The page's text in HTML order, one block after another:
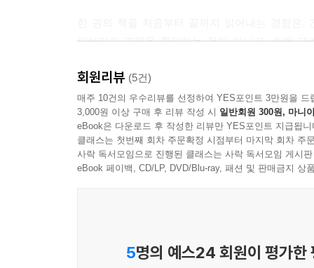
이야기의 결말을 확인하는 것이 아니라, 수백
있습니다. ‘나도 이렇게 두꺼운 책을 끝까지 읽
감동과 뿌듯함은 우리 아이가 평생 ‘읽는 사람’
책이 더 깊은 관계를 맺도록 도와줄 것입니다. 우
그것이 시작입니다. 그 한 권의 동화가 아이의 삶
2022 개정 교육과정 연계
괜찮은 동화책을 고르는 과정부터 이를 토대로
회원리뷰 (5건)
매주 10건의 우수리뷰를 선정하여 YES포인트 3만원을 드
3,000원 이상 구매 후 리뷰 작성 시 일반회원 300원, 마니
eBook은 다운로드 후 작성한 리뷰만 YES포인트 지급됩니
클래스는 첫번째 회차 주문확정 시점부터 마지막 회차 주
사락 독서모임으로 진행된 클래스는 사락 독서모임 게시
eBook 페이백, CD/LP, DVD/Blu-ray, 패션 및 판매금지 상
5명의 예스24 회원이 평가한